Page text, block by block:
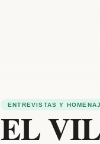
ENTREVISTAS Y
EL